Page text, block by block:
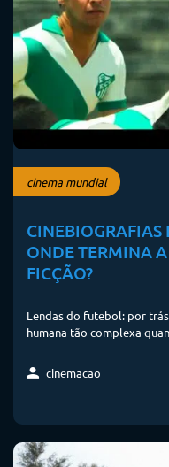
cinema mundial
CINEBIOGRAFIAS
ONDE TERMINA
FICÇÃO?
Lendas do futebol: por
humana tão complexa
cinemacao